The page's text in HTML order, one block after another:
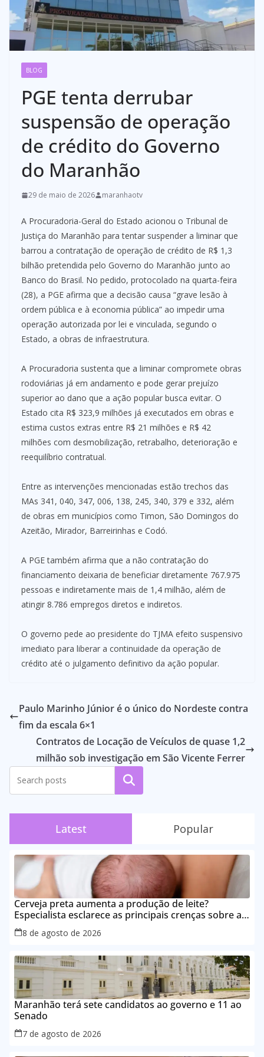
BLOG
PGE tenta derrubar
suspensão de operação
de crédito do Governo
do Maranhão
29 de maio de 2026 maranhaotv
A Procuradoria-Geral do Estado acionou o Tribunal de
Justiça do Maranhão para tentar suspender a liminar que
barrou a contratação de operação de crédito de R$ 1,3
bilhão pretendida pelo Governo do Maranhão junto ao
Banco do Brasil. No pedido, protocolado na quarta-feira
(28), a PGE afirma que a decisão causa “grave lesão à
ordem pública e à economia pública” ao impedir uma
operação autorizada por lei e vinculada, segundo o
Estado, a obras de infraestrutura.
A Procuradoria sustenta que a liminar compromete obras
rodoviárias já em andamento e pode gerar prejuízo
superior ao dano que a ação popular busca evitar. O
Estado cita R$ 323,9 milhões já executados em obras e
estima custos extras entre R$ 21 milhões e R$ 42
milhões com desmobilização, retrabalho, deterioração e
reequilíbrio contratual.
Entre as intervenções mencionadas estão trechos das
MAs 341, 040, 347, 006, 138, 245, 340, 379 e 332, além
de obras em municípios como Timon, São Domingos do
Azeitão, Mirador, Barreirinhas e Codó.
A PGE também afirma que a não contratação do
financiamento deixaria de beneficiar diretamente 767.975
pessoas e indiretamente mais de 1,4 milhão, além de
atingir 8.786 empregos diretos e indiretos.
O governo pede ao presidente do TJMA efeito suspensivo
imediato para liberar a continuidade da operação de
crédito até o julgamento definitivo da ação popular.
Paulo Marinho Júnior é o único do Nordeste contra
fim da escala 6×1
Contratos de Locação de Veículos de quase 1,2
milhão sob investigação em São Vicente Ferrer
Pesquisar
Latest Popular
Cerveja preta aumenta a produção de leite?
Especialista esclarece as principais crenças sobre a
alimentação durante a amamentação
8 de agosto de 2026
Maranhão terá sete candidatos ao governo e 11 ao
Senado
7 de agosto de 2026